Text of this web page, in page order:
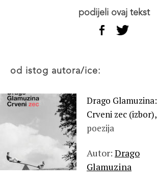
podijeli ovaj tekst
od istog autora/ice:
Drago Glamuzina:
Crveni zec (izbor),
poezija
Autor: Drago
Glamuzina